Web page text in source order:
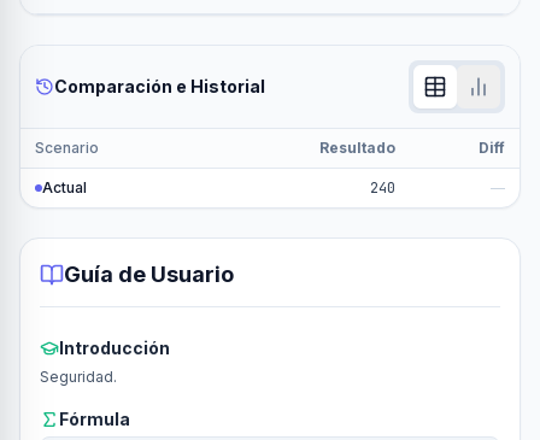
Comparación e Historial
Scenario Resultado Diff
Actual 240 —
Guía de Usuario
Introducción
Seguridad.
Fórmula